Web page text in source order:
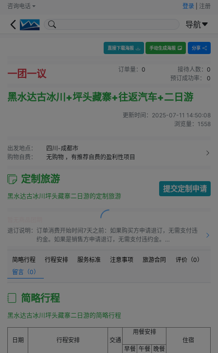
咨询电话 登录 注册
导航
直接下载海报 手动生成海报 分享
一团一议 订单量： 0 接待人数： 0
预订成功率：
0
黑水达古冰川+坪头藏寨+往返汽车+二日游
更新时间： 2025-07-11 14:50:08
浏览量： 1558
出发地点：
四川-成都市
购物自费：
无购物 ，有推荐自费的盈利性项目
定制旅游
黑水达古冰川坪头藏寨二日游的定制旅游
提交定制申请
退订说明： 订单消费开始时间7天之前：如果购买方申请退订，无需支付违
约金。如果是销售方申请退订，无需支付违约金。
购买方申请退订，需要按50.0%比例支付违约金。如果是销售方
请退订，需要按15.00%比例支付违约金。
订单消费开始时间之前1天到订单消费开始时间：如果购买方申
订，需要按20.0%比例支付违约金。
订单消费开始时间之后：如果购买方申请退订，需要按100%比
例支付违约金。如果是销售方申请退订，需要按20.0%比例支付
违约金。
简略行程 行程安排 服务标准 注意事项 旅游合同 评价（0）
留言（0）
简略行程
黑水达古冰川坪头藏寨二日游的简略行程
日期 行程安排 交通
用餐安排
住宿
早餐 午餐 晚餐